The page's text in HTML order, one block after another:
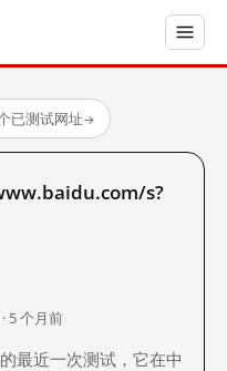
已测试网址→
s?
5 个月前
最近一次测试，它在中